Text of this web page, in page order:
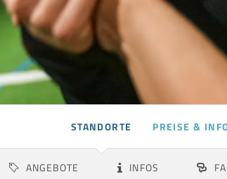
STANDORTE
Albstadt Aspach
PREISE &
ANGEBOTE INFOS